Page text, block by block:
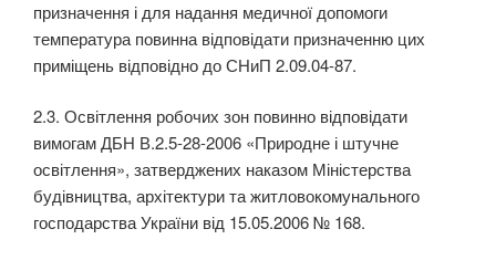
призначення і для надання медичної допомоги
температура повинна відповідати призначенню цих
приміщень відповідно до СНиП 2.09.04-87.
2.3. Освітлення робочих зон повинно відповідати
вимогам ДБН В.2.5-28-2006 «Природне і штучне
освітлення», затверджених наказом Міністерства
будівництва, архітектури та житлово­комунального
господарства України від 15.05.2006 № 168.